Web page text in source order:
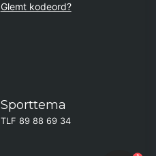
Glemt kodeord?
Sporttema
TLF 89 88 69 34